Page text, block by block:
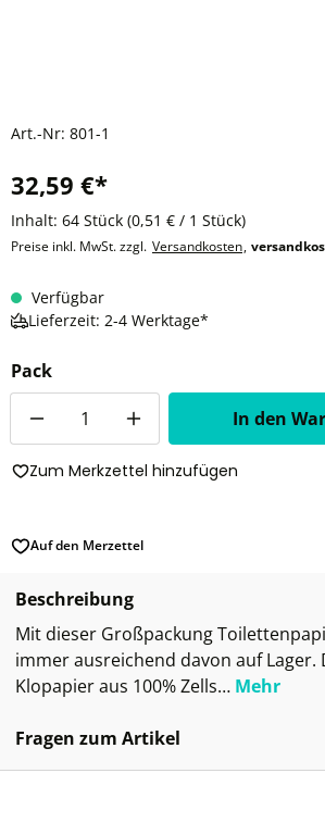
Art.-Nr: 801-1
32,59 €*
Inhalt: 64 Stück (0,51 € / 1 Stück)
Preise inkl. MwSt. zzgl. Versandkosten,
Verfügbar
Lieferzeit: 2-4 Werktage*
Pack
In den
Zum Merkzettel hinzufügen
Auf den Merzettel
Beschreibung
Mit dieser Großpackung
immer ausreichend davon auf Lager.
Klopapier aus 100% Zells… Mehr
Fragen zum Artikel